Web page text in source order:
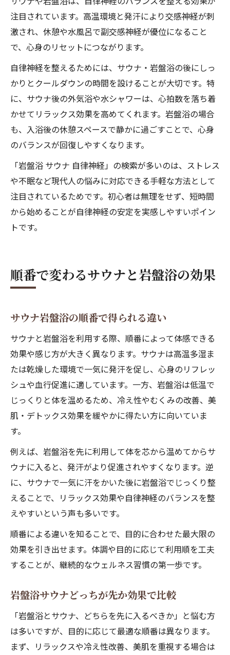
注目されています。高温環境と発汗により交感神経が刺
激され、休憩や水風呂で副交感神経が優位になること
で、心身のリセットにつながります。
自律神経を整えるためには、サウナ・岩盤浴の後にしっ
かりとクールダウンの時間を設けることが大切です。特
に、サウナ後の外気浴や水シャワーは、心拍数を落ち着
かせてリラックス効果を高めてくれます。岩盤浴の場合
も、入浴後の休憩スペースで静かに過ごすことで、心身
のバランスが回復しやすくなります。
「岩盤浴 サウナ 自律神経」の検索が多いのは、ストレス
や不眠など現代人の悩みに対応できる手軽な方法として
注目されているためです。初心者は無理をせず、短時間
から始めることが自律神経の安定を実感しやすいポイン
トです。
順番で変わるサウナと岩盤浴の効果
サウナ岩盤浴の順番で得られる違い
サウナと岩盤浴を利用する際、順番によって体感できる
効果や感じ方が大きく異なります。サウナは高温多湿ま
たは乾燥した環境で一気に発汗を促し、心身のリフレッ
シュや血行促進に適しています。一方、岩盤浴は低温で
じっくりと体を温めるため、冷え性やむくみの改善、美
肌・デトックス効果を緩やかに得たい方に向いていま
す。
例えば、岩盤浴を先に利用して体を芯から温めてからサ
ウナに入ると、発汗がより促進されやすくなります。逆
に、サウナで一気に汗をかいた後に岩盤浴でじっくり整
えることで、リラックス効果や自律神経のバランスを整
えやすいという声も多いです。
順番による違いを知ることで、目的に合わせた最大限の
効果を引き出せます。体調や目的に応じて利用順を工夫
することが、継続的なウェルネス習慣の第一歩です。
岩盤浴サウナどっちが先か効果で比較
「岩盤浴とサウナ、どちらを先に入るべきか」と悩む方
は多いですが、目的に応じて最適な順番は異なります。
まず、リラックスや冷え性改善、美肌を重視する場合は